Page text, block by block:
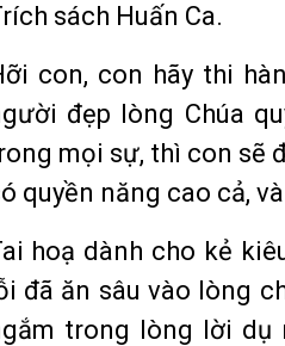
sách Huấn Ca.
con, con hãy thi
đẹp lòng Chúa
mọi sự, thì con sẽ
quyền năng cao cả,
hoạ dành cho kẻ
đã ăn sâu vào lòng
trong lòng lời dụ